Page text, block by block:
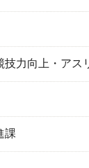
力向上・アス
課